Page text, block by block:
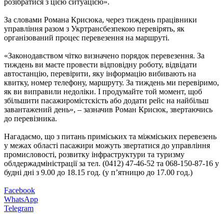
За словами Романа Крисюка, через тиждень працівники
управління разом з Укртрансбезпекою перевірять, як
організований процес перевезення на маршруті.
«Законодавством чітко визначено порядок перевезення. За
тиждень ви маєте провести відповідну роботу, відвідати
автостанцію, перевірити, яку інформацію вибивають на
квитку, номер телефону, маршруту. За тиждень ми перевіримо,
як ви виправили недоліки. І продумайте той момент, щоб
збільшити пасажиромістскість або додати рейс на найбільш
завантажений день», – зазначив Роман Крисюк, звертаючись
до перевізника.
Нагадаємо, що з питань приміських та міжміських перевезень
у межах області пасажири можуть звертатися до управління
промисловості, розвитку інфраструктури та туризму
облдержадміністрації за тел. (0412) 47-46-52 та 068-150-87-16 у
будні дні з 9.00 до 18.15 год. (у п’ятницю до 17.00 год.)
Facebook
WhatsApp
Telegram